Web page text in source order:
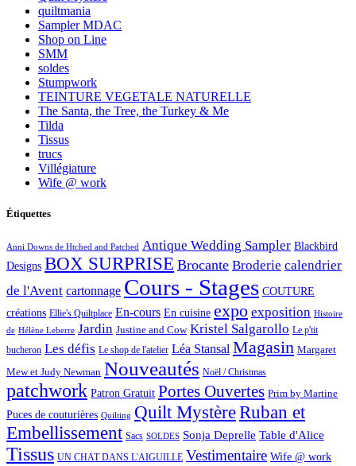
quiltmania
Sampler MDAC
Shop on Line
SMM
soldes
Stumpwork
TEINTURE VEGETALE NATURELLE
The Santa, the Tree, the Turkey & Me
Tilda
Tissus
trucs
Villégiature
Wife @ work
Étiquettes
Anni Downs de Htched and Patched Antique Wedding Sampler Blackbird
Designs BOX SURPRISE Brocante Broderie calendrier
de l'Avent cartonnage Cours - Stages COUTURE
créations Ellie's Quiltplace En-cours En cuisine expo exposition Histoire
de Hélène Leberre Jardin Justine and Cow Kristel Salgarollo Le p'tit
bucheron Les défis Le shop de l'atelier Léa Stansal Magasin Margaret
Mew et Judy Newman Nouveautés Noël / Christmas
patchwork Patron Gratuit Portes Ouvertes Prim by Martine
Puces de couturières Quilting Quilt MystèreRuban et
Embellissement Sacs SOLDES Sonja Deprelle Table d'Alice
Tissus UN CHAT DANS L'AIGUILLE Vestimentaire Wife @ work